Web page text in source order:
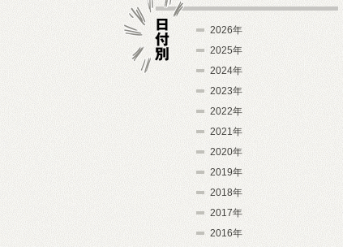
2026年
2025年
2024年
2023年
2022年
2021年
2020年
2019年
2018年
2017年
2016年